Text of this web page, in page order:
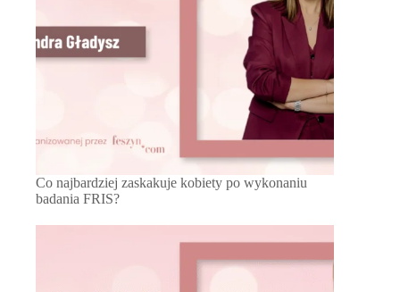
Co najbardziej zaskakuje kobiety po wykonaniu
badania FRIS?